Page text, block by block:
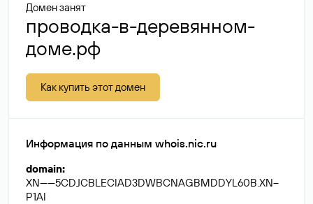
Домен занят
проводка-в-деревянном-
доме.рф
Как купить этот домен
Информация по данным whois.nic.ru
domain:
XN------5CDJCBLECIAD3DWBCNAGBMDDYL60B.XN--
P1AI